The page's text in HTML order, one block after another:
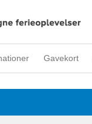
Gavekort